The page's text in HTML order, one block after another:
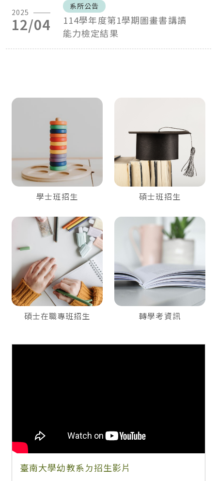
2025
12/04
系所公告
114學年度第1學期圖畫書講讀
能力檢定結果
學士班招生 碩士班招生
碩士在職專班招生 轉學考資訊
臺南大學幼教系ㄉ招生影片